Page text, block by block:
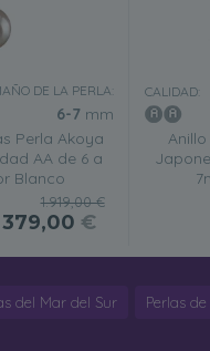
DE LA PERLA:
6-7 mm
Perla Akoya
AA de 6 a
Blanco
1.919,00 €
379,00 €
CALIDAD:
del Mar del Sur Perlas